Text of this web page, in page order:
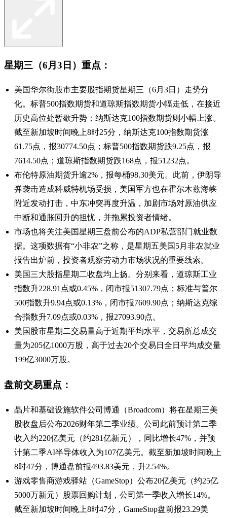
星期三（6月3日）重点：
美国华尔街股市主要股指期货星期三（6月3日）走势分
化。标普500指数期货和道琼斯指数期货小幅走低，在接近
历史高位处暂歇升势；纳斯达克100指数期货则小幅上涨。
截至新加坡时间晚上8时25分，纳斯达克100指数期货涨
61.75点，报30774.50点；标普500指数期货跌9.25点，报
7614.50点；道琼斯指数期货跌168点，报51232点。
布伦特原油期货升逾2%，报每桶98.30美元。此前，伊朗导
弹袭击造成科威特机场受损，美国军方也在霍尔木兹海峡
附近发动打击，中东冲突再度升温，加剧市场对原油供应
中断和通胀回升的担忧，并拖累投资者情绪。
市场也将关注美国星期三盘前公布的ADP私营部门就业数
据。这项数据有“小非农”之称，是星期五美国5月非农就业
报告出炉前，投资者观察劳动力市场状况的重要线索。
美国三大股指星期二收盘均上扬。分别来看，道琼斯工业
指数升228.91点或0.45%，闭市报51307.79点；标准与普尔
500指数升9.94点或0.13%，闭市报7609.90点；纳斯达克综
合指数升7.09点或0.03%，报27093.90点。
美国股市星期二交易量高于近期平均水平，交易所总成交
量为205亿1000万股，高于过去20个交易日全日平均成交量
199亿3000万股。
盘前交易重点：
晶片和基础设施软件公司博通（Broadcom）将在星期三美
股收盘后公布2026财年第二季业绩。公司此前预计第二季
收入约220亿美元（约281亿新元），同比增长47%，并预
计第二季AI半导体收入为107亿美元。截至新加坡时间晚上
8时47分，博通盘前报493.83美元，升2.54%。
游戏零售商游戏驿站（GameStop）公布20亿美元（约25亿
5000万新元）股票回购计划，公司第一季收入增长14%。
截至新加坡时间晚上8时47分，GameStop盘前报23.29美